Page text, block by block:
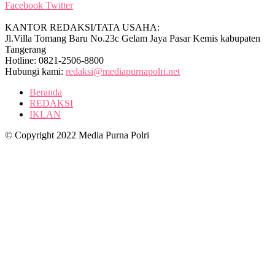
Facebook Twitter
KANTOR REDAKSI/TATA USAHA:
Jl.Villa Tomang Baru No.23c Gelam Jaya Pasar Kemis kabupaten
Tangerang
Hotline: 0821-2506-8800
Hubungi kami: redaksi@mediapurnapolri.net
Beranda
REDAKSI
IKLAN
© Copyright 2022 Media Purna Polri